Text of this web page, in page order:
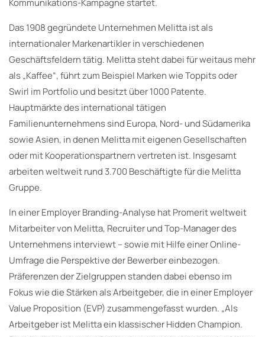
Das 1908 gegründete Unternehmen Melitta ist als
internationaler Markenartikler in verschiedenen
Geschäftsfeldern tätig. Melitta steht dabei für weitaus mehr
als „Kaffee“, führt zum Beispiel Marken wie Toppits oder
Swirl im Portfolio und besitzt über 1000 Patente.
Hauptmärkte des international tätigen
Familienunternehmens sind Europa, Nord- und Südamerika
sowie Asien, in denen Melitta mit eigenen Gesellschaften
oder mit Kooperationspartnern vertreten ist. Insgesamt
arbeiten weltweit rund 3.700 Beschäftigte für die Melitta
Gruppe.
In einer Employer Branding-Analyse hat Promerit weltweit
Mitarbeiter von Melitta, Recruiter und Top-Manager des
Unternehmens interviewt – sowie mit Hilfe einer Online-
Umfrage die Perspektive der Bewerber einbezogen.
Präferenzen der Zielgruppen standen dabei ebenso im
Fokus wie die Stärken als Arbeitgeber, die in einer Employer
Value Proposition (EVP) zusammengefasst wurden. „Als
Arbeitgeber ist Melitta ein klassischer Hidden Champion.